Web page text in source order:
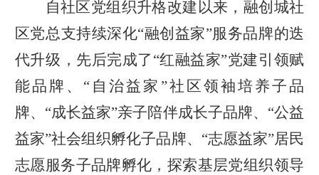
自社区党组织升格改建以来，融创城社
区党总支持续深化“融创益家”服务品牌的迭
代升级 ， 先后完成了 “红融益家”党建引领赋
能品牌、“自治益家”社区领袖培养子品
牌、“成长益家”亲子陪伴成长子品牌、“公益
益家”社会组织孵化子品牌、“志愿益家”居民
志愿服务子品牌孵化， 探索基层党组织领导